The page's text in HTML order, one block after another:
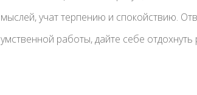
мыслей, учат терпению и спокойствию.
умственной работы, дайте себе отдохнуть